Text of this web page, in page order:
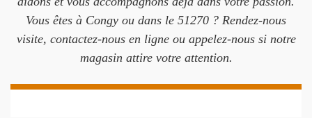
Vous êtes à Congy ou dans le 51270 ? Rendez-nous
visite, contactez-nous en ligne ou appelez-nous si notre
magasin attire votre attention.